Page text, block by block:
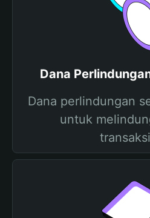
Dana
Dana perlindungan
untuk